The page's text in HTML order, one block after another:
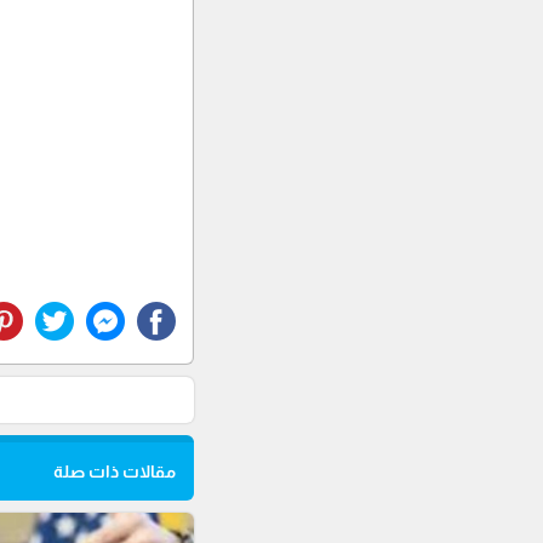
مقالات ذات صلة